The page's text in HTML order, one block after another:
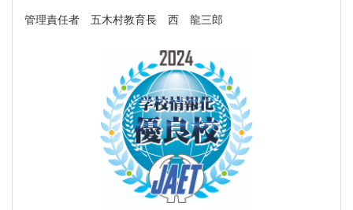
管理責任者 五木村教育長 西 龍三郎